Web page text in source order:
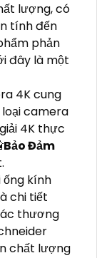
lượng, có
tính đến
phản
đây là một
4K cung
camera
4K thực
Bảo Đảm
kính
chi tiết
thương
chất lượng